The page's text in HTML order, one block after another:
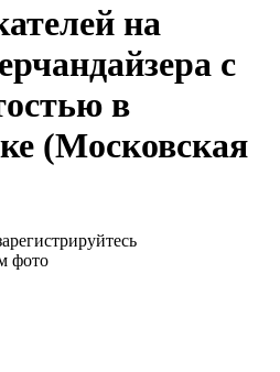
на
с
в
(Московская
фото